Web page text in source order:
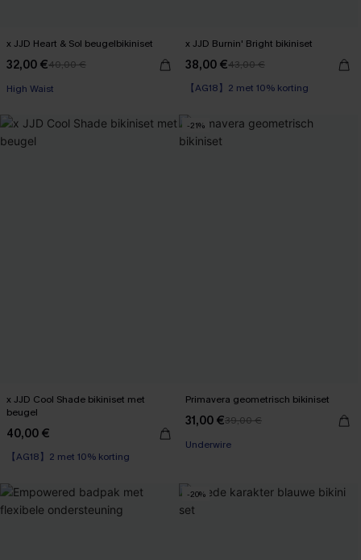
x JJD Heart & Sol beugelbikiniset
32,00 €40,00 €
High Waist
x JJD Burnin' Bright bikiniset
38,00 €43,00 €
【AG18】2 met 10% korting
Underwire
x JJD Cool Shade bikiniset met
beugel
40,00 €
【AG18】2 met 10% korting
Underwire
-21%
Primavera geometrisch bikiniset
31,00 €39,00 €
Underwire
-20%